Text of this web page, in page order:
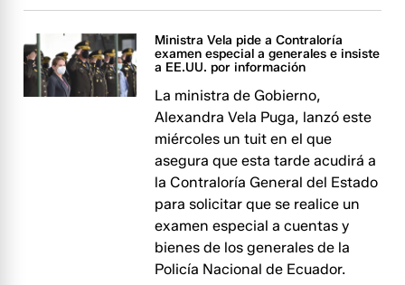
Ministra Vela pide a Contraloría
examen especial a generales e insiste
a EE.UU. por información
La ministra de Gobierno,
Alexandra Vela Puga, lanzó este
miércoles un tuit en el que
asegura que esta tarde acudirá a
la Contraloría General del Estado
para solicitar que se realice un
examen especial a cuentas y
bienes de los generales de la
Policía Nacional de Ecuador.